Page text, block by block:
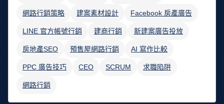
網路行銷策略 建案素材設計 Facebook 房產廣告
LINE 官方帳號行銷 建商行銷 新建案廣告投放
房地產SEO 預售屋網路行銷 AI 寫作比較
PPC 廣告技巧 CEO SCRUM 求職陷阱
網路行銷